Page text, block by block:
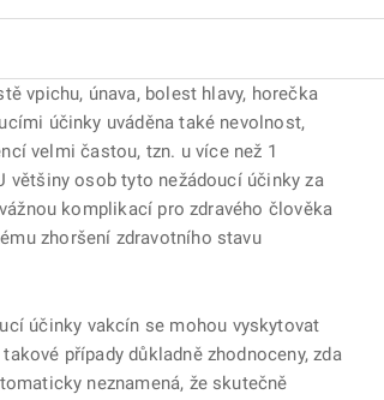
vpichu, únava, bolest hlavy, horečka
účinky uváděna také nevolnost,
velmi častou, tzn. u více než 1
většiny osob tyto nežádoucí účinky za
komplikací pro zdravého člověka
zhoršení zdravotního stavu
účinky vakcín se mohou vyskytovat
případy důkladně zhodnoceny, zda
neznamená, že skutečně